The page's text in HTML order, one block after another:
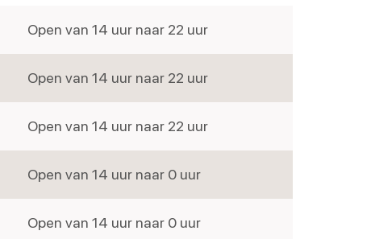
Open van 14 uur naar 22 uur
Open van 14 uur naar 22 uur
Open van 14 uur naar 22 uur
Open van 14 uur naar 0 uur
Open van 14 uur naar 0 uur